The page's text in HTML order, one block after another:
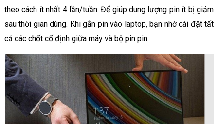
theo cách ít nhất 4 lần/tuần. Để giúp dung lượng pin ít bị giảm
sau thời gian dùng. Khi gắn pin vào laptop, bạn nhớ cài đặt tất
cả các chốt cố định giữa máy và bộ pin pin.